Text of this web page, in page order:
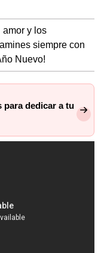
amor y los
siempre con
Nuevo!
para dedicar a tu